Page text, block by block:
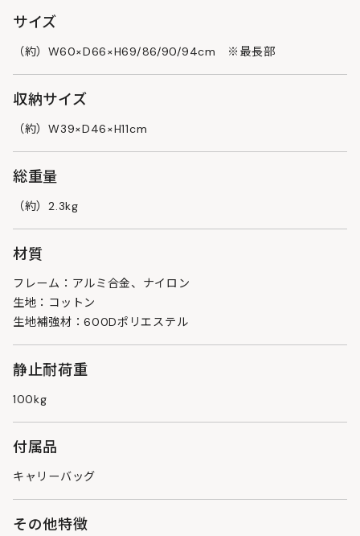
サイズ
（約）W60×D66×H69/86/90/94cm ※最長部
収納サイズ
（約）W39×D46×H11cm
総重量
（約）2.3kg
材質
フレーム：アルミ合金、ナイロン
生地：コットン
生地補強材：600Dポリエステル
静止耐荷重
100kg
付属品
キャリーバッグ
その他特徴